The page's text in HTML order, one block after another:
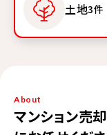
土地3件
About
マンション売